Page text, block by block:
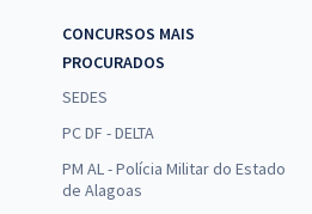
CONCURSOS MAIS
PROCURADOS
SEDES
PC DF - DELTA
PM AL - Polícia Militar do Estado
de Alagoas